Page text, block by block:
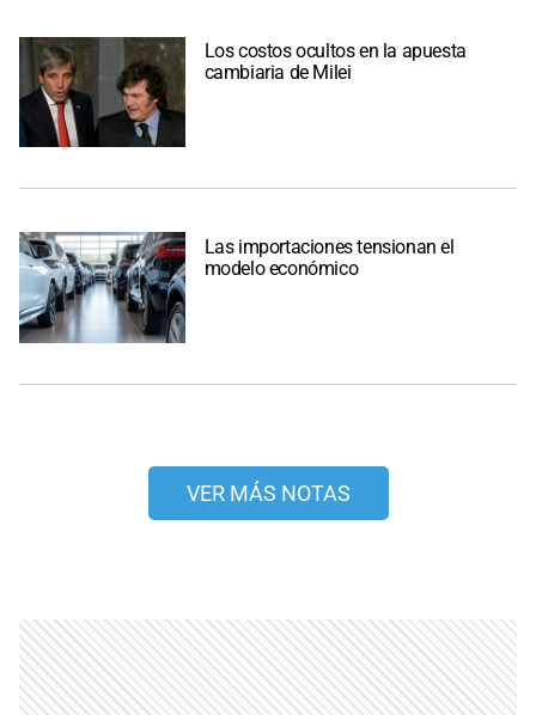
Los costos ocultos en la apuesta
cambiaria de Milei
Las importaciones tensionan el
modelo económico
VER MÁS NOTAS